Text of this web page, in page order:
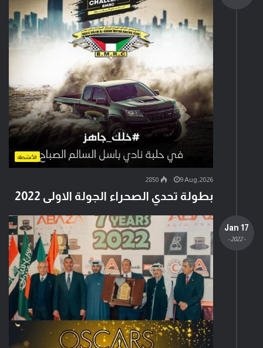
الأنشطة
9 Aug,2026
2850
بطولة تحدي الصحراء الجولة الاولى 2022
17 Jan
- 2022 -